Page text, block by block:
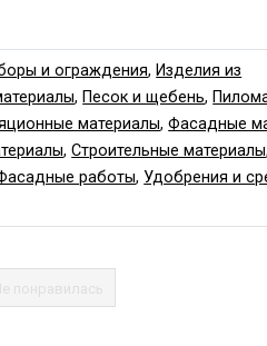
и ограждения, Изделия из
, Песок и щебень,
материалы,Фасадные
,Строительные материалы,
работы,Удобрения и